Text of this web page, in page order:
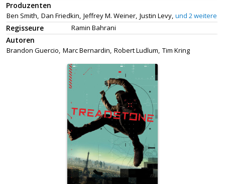
Produzenten
Ben Smith, Dan Friedkin, Jeffrey M. Weiner, Justin Levy, und 2 weitere
Regisseure Ramin Bahrani
Autoren
Brandon Guercio, Marc Bernardin, Robert Ludlum, Tim Kring